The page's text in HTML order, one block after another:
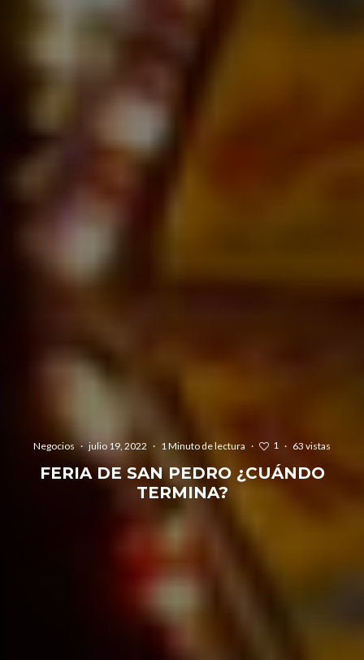
Negocios · julio 19, 2022 · 1 Minuto de lectura · 1 · 63 vistas
FERIA DE SAN PEDRO ¿CUÁNDO
TERMINA?